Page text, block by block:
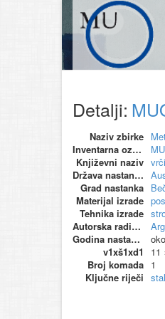
Detalji:
Naziv zbirke
Inventarna oznaka
Književni naziv
Država nastanka
Grad nastanka
Materijal izrade
Tehnika izrade
Autorska radionica (proizvođač)
Godina nastanka
v1xš1xd1
11
Broj komada 1
Ključne riječi